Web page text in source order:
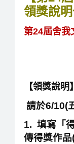
領獎說明
第24屆舍我
【領獎說明】
請於6/10(
1. 填寫「
傳得獎作